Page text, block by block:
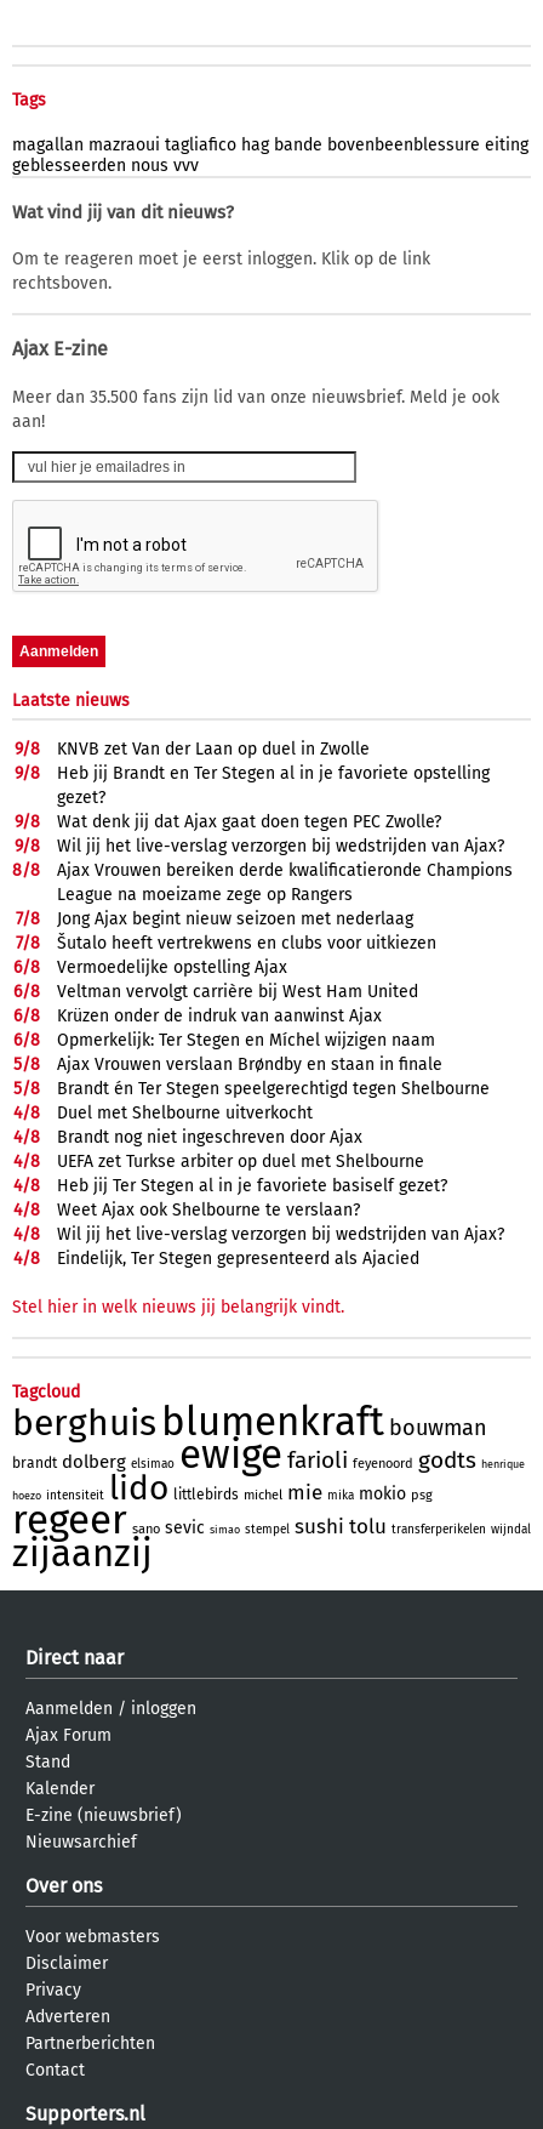
Tags
magallan mazraoui tagliafico hag bande bovenbeenblessure eiting
geblesseerden nous vvv
Wat vind jij van dit nieuws?
Om te reageren moet je eerst inloggen. Klik op de link
rechtsboven.
Ajax E-zine
Meer dan 35.500 fans zijn lid van onze nieuwsbrief. Meld je ook
aan!
Laatste nieuws
9/8
KNVB zet Van der Laan op duel in Zwolle
9/8
Heb jij Brandt en Ter Stegen al in je favoriete opstelling
gezet?
9/8
Wat denk jij dat Ajax gaat doen tegen PEC Zwolle?
9/8
Wil jij het live-verslag verzorgen bij wedstrijden van Ajax?
8/8
Ajax Vrouwen bereiken derde kwalificatieronde Champions
League na moeizame zege op Rangers
7/8
Jong Ajax begint nieuw seizoen met nederlaag
7/8
Šutalo heeft vertrekwens en clubs voor uitkiezen
6/8
Vermoedelijke opstelling Ajax
6/8
Veltman vervolgt carrière bij West Ham United
6/8
Krüzen onder de indruk van aanwinst Ajax
6/8
Opmerkelijk: Ter Stegen en Míchel wijzigen naam
5/8
Ajax Vrouwen verslaan Brøndby en staan in finale
5/8
Brandt én Ter Stegen speelgerechtigd tegen Shelbourne
4/8
Duel met Shelbourne uitverkocht
4/8
Brandt nog niet ingeschreven door Ajax
4/8
UEFA zet Turkse arbiter op duel met Shelbourne
4/8
Heb jij Ter Stegen al in je favoriete basiself gezet?
4/8
Weet Ajax ook Shelbourne te verslaan?
4/8
Wil jij het live-verslag verzorgen bij wedstrijden van Ajax?
4/8 Eindelijk, Ter Stegen gepresenteerd als Ajacied
Stel hier in welk nieuws jij belangrijk vindt.
Tagcloud
berghuis blumenkraft bouwman
brandt dolberg elsimao ewige farioli feyenoord godts henrique
hoezo intensiteit lido littlebirds michel mie mika mokio psg
regeer sano sevic simao stempel sushi tolu transferperikelen wijndal
zijaanzij
Direct naar
Aanmelden / inloggen
Ajax Forum
Stand
Kalender
E-zine (nieuwsbrief)
Nieuwsarchief
Over ons
Voor webmasters
Disclaimer
Privacy
Adverteren
Partnerberichten
Contact
Supporters.nl